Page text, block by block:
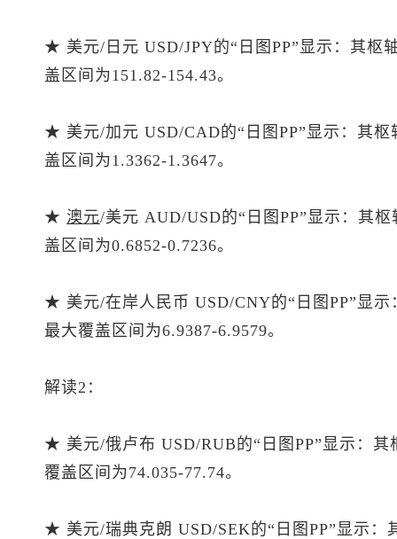
★ 美元/日元 USD/JPY的“日图PP”显示：其枢
盖区间为151.82-154.43。
★ 美元/加元 USD/CAD的“日图PP”显示：其
盖区间为1.3362-1.3647。
★ 澳元/美元 AUD/USD的“日图PP”显示：其
盖区间为0.6852-0.7236。
★ 美元/在岸人民币 USD/CNY的“日图PP”显
最大覆盖区间为6.9387-6.9579。
解读2：
★ 美元/俄卢布 USD/RUB的“日图PP”显示：
覆盖区间为74.035-77.74。
★ 美元/瑞典克朗 USD/SEK的“日图PP”显示：